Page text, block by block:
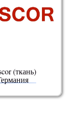
(ткань)